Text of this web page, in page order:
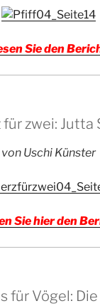
Sie den
für zwei:
von Uschi Künster
Sie hier den
für Vögel: